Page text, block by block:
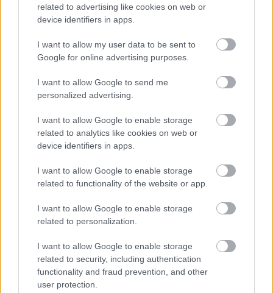
related to advertising like cookies on web or
device identifiers in apps.
I want to allow my user data to be sent to
Google for online advertising purposes.
I want to allow Google to send me
personalized advertising.
I want to allow Google to enable storage
related to analytics like cookies on web or
device identifiers in apps.
I want to allow Google to enable storage
related to functionality of the website or app.
I want to allow Google to enable storage
related to personalization.
I want to allow Google to enable storage
related to security, including authentication
functionality and fraud prevention, and other
user protection.
AJÁNLJUK MÉG
Országos hírek
Kecskeméten is szakirányú továbbképzésekkel erősít a
Országos hírek